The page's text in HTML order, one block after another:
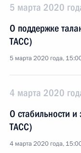
5 марта 2020
О поддержке
ТАСС)
5 марта 2020 года,
4 марта 2020
О стабильности
ТАСС)
4 марта 2020 года,